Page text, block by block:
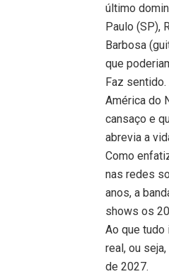
último
Paulo (SP),
Barbosa
que
Faz
América do
cansaço e
abrevia a
Como
nas redes
anos, a
shows os
Ao que tudo
real, ou
de 2027.